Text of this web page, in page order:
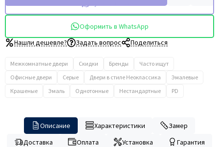
Оформить в WhatsApp
Нашли дешевле?
Задать вопрос Поделиться
Межкомнатные двери Скидки Бренды
Часто ищут
Офисные двери
Серые Двери в стиле Неоклассика
Эмалевые
Крашеные
Эмаль Однотонные Нестандартные PD
Описание Характеристики
Замер
Доставка
Оплата Установка
Гарантия